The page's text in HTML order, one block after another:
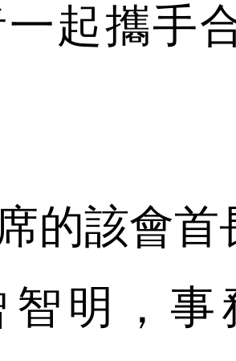
起攜手
的該會首
智明，